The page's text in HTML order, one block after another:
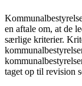
en aftale om, at de
særlige kriterier.
taget op til revision